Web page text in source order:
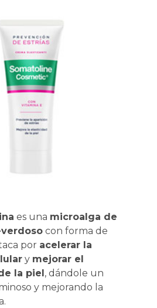
es una microalga de
con forma de
por acelerar la
y mejorar el
la piel, dándole un
y mejorando la